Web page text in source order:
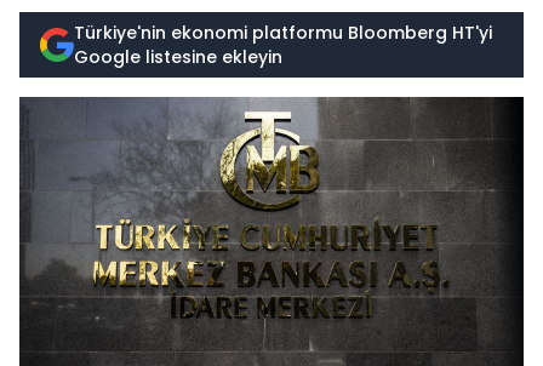
Türkiye'nin ekonomi platformu Bloomberg HT'yi
Google listesine ekleyin